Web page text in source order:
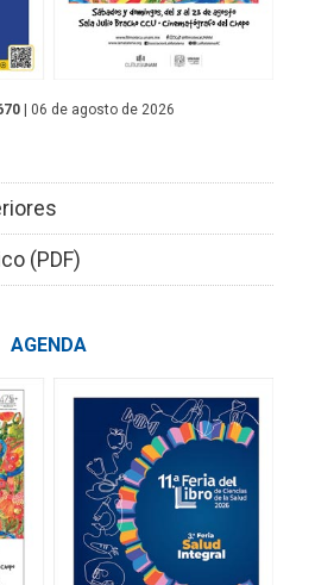
| 06 de agosto de 2026
(PDF)
AGENDA